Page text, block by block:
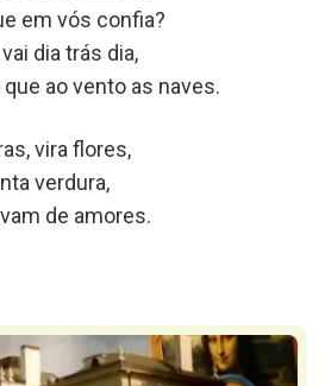
em vós confia?
dia trás dia,
ao vento as naves.
vira flores,
verdura,
de amores.